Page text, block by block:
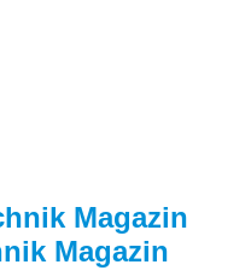
Magazin